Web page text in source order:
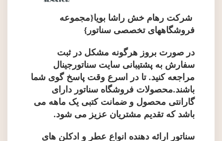
شرکت رهام خش راشا بویا{مجموعه
فروشگاههای تخصصی سناتور}
در صورت بروز هرگونه مشکل در ثبت
سفارش به پشتیبانی سایت سناتورجینال
مراجعه کنید. تا در اسرع وقت پاسخ گوی شما
باشند.محصولات فروشگاه سناتور دارای
گارانتی محصول و ضمانت کتبی یک ماهه می
باشد که تقدیم مشتریان عزیز می شود.
سناتور ارائه دهنده انواع عطر و ادکلن های